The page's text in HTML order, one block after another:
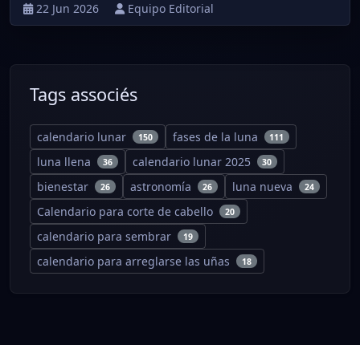
22 Jun 2026 Equipo Editorial
Tags associés
calendario lunar 150 fases de la luna 111
luna llena 36 calendario lunar 2025 30
bienestar 26 astronomía 26 luna nueva 24
Calendario para corte de cabello 20
calendario para sembrar 19
calendario para arreglarse las uñas 18